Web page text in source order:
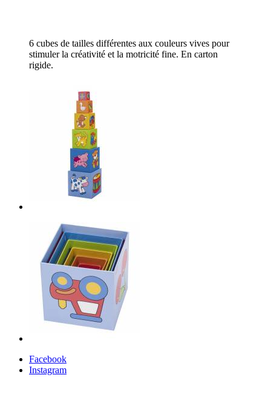
6 cubes de tailles différentes aux couleurs vives pour
stimuler la créativité et la motricité fine. En carton
rigide.
Facebook
Instagram